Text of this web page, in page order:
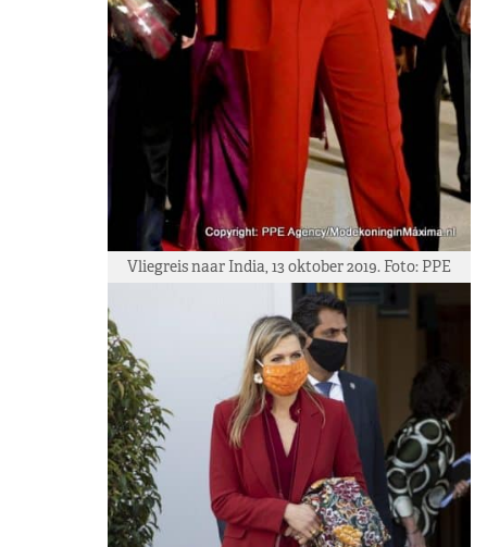
Vliegreis naar India, 13 oktober 2019. Foto: PPE